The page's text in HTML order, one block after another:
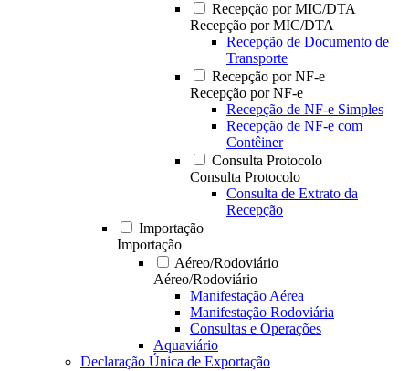
Recepção por MIC/DTA
Recepção por MIC/DTA
Recepção de Documento de
Transporte
Recepção por NF-e
Recepção por NF-e
Recepção de NF-e Simples
Recepção de NF-e com
Contêiner
Consulta Protocolo
Consulta Protocolo
Consulta de Extrato da
Recepção
Importação
Importação
Aéreo/Rodoviário
Aéreo/Rodoviário
Manifestação Aérea
Manifestação Rodoviária
Consultas e Operações
Aquaviário
Declaração Única de Exportação